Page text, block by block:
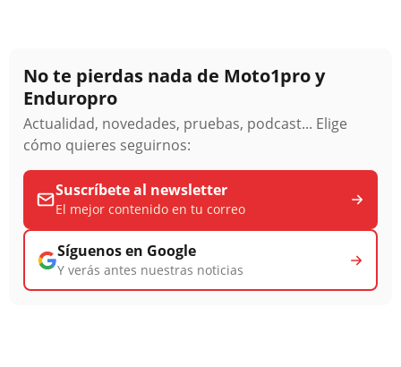
No te pierdas nada de Moto1pro y
Enduropro
Actualidad, novedades, pruebas, podcast... Elige
cómo quieres seguirnos:
Suscríbete al newsletter
El mejor contenido en tu correo
Síguenos en Google
Y verás antes nuestras noticias